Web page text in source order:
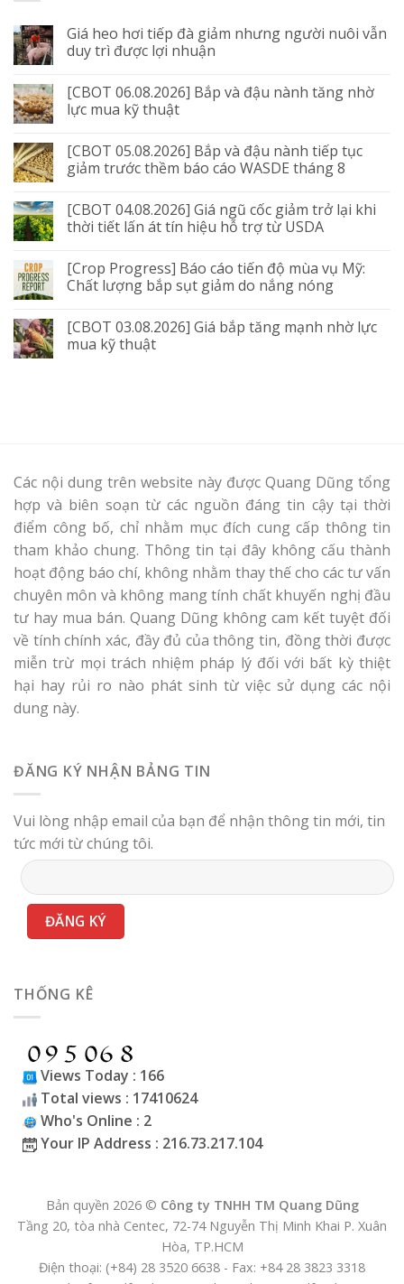
Giá heo hơi tiếp đà giảm nhưng người nuôi vẫn
duy trì được lợi nhuận
[CBOT 06.08.2026] Bắp và đậu nành tăng nhờ
lực mua kỹ thuật
[CBOT 05.08.2026] Bắp và đậu nành tiếp tục
giảm trước thềm báo cáo WASDE tháng 8
[CBOT 04.08.2026] Giá ngũ cốc giảm trở lại khi
thời tiết lấn át tín hiệu hỗ trợ từ USDA
[Crop Progress] Báo cáo tiến độ mùa vụ Mỹ:
Chất lượng bắp sụt giảm do nắng nóng
[CBOT 03.08.2026] Giá bắp tăng mạnh nhờ lực
mua kỹ thuật
Các nội dung trên website này được Quang Dũng tổng
hợp và biên soạn từ các nguồn đáng tin cậy tại thời
điểm công bố, chỉ nhằm mục đích cung cấp thông tin
tham khảo chung. Thông tin tại đây không cấu thành
hoạt động báo chí, không nhằm thay thế cho các tư vấn
chuyên môn và không mang tính chất khuyến nghị đầu
tư hay mua bán. Quang Dũng không cam kết tuyệt đối
về tính chính xác, đầy đủ của thông tin, đồng thời được
miễn trừ mọi trách nhiệm pháp lý đối với bất kỳ thiệt
hại hay rủi ro nào phát sinh từ việc sử dụng các nội
dung này.
ĐĂNG KÝ NHẬN BẢNG TIN
Vui lòng nhập email của bạn để nhận thông tin mới, tin
tức mới từ chúng tôi.
THỐNG KÊ
Views Today : 166
Total views : 17410624
Who's Online : 2
Your IP Address : 216.73.217.104
Bản quyền 2026 © Công ty TNHH TM Quang Dũng
Tầng 20, tòa nhà Centec, 72-74 Nguyễn Thị Minh Khai P. Xuân
Hòa, TP.HCM
Điện thoại: (+84) 28 3520 6638 - Fax: +84 28 3823 3318